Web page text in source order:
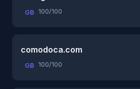
GB 100/100
comodoca.com
GB 100/100